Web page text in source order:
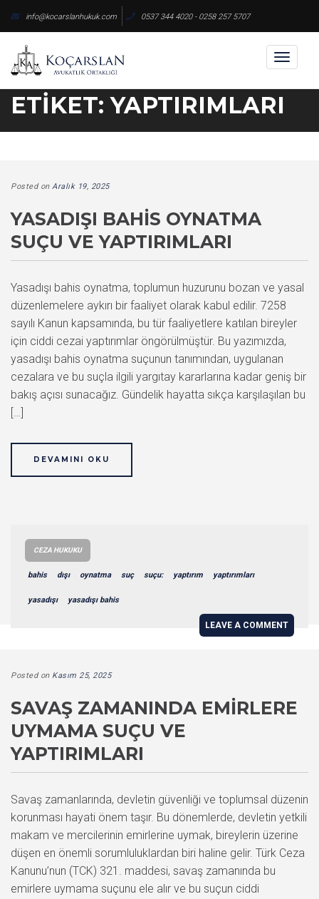
content
info@kocarslanhukuk.com 0537 344 4020 - 0258 257 5707
Toggle
ETIKET:YAPTIRIMLARI
Posted on Aralık 19, 2025
YASADIŞI BAHIS OYNATMA
SUÇU VE YAPTIRIMLARI
Yasadışı bahis oynatma, toplumun huzurunu bozan ve yasal
düzenlemelere aykırı bir faaliyet olarak kabul edilir. 7258
sayılı Kanun kapsamında, bu tür faaliyetlere katılan bireyler
için ciddi cezai yaptırımlar öngörülmüştür. Bu yazımızda,
yasadışı bahis oynatma suçunun tanımından, uygulanan
cezalara ve bu suçla ilgili yargıtay kararlarına kadar geniş bir
bakış açısı sunacağız. Gündelik hayatta sıkça karşılaşılan bu
[…]
DEVAMINI OKU
CEZA HUKUKU
bahis dışı oynatma suç suçu: yaptırım yaptırımları
yasadışı yasadışı bahis
LEAVE A COMMENT
Posted on Kasım 25, 2025
SAVAŞ ZAMANINDA EMIRLERE
UYMAMA SUÇU VE
YAPTIRIMLARI
Savaş zamanlarında, devletin güvenliği ve toplumsal düzenin
korunması hayati önem taşır. Bu dönemlerde, devletin yetkili
makam ve mercilerinin emirlerine uymak, bireylerin üzerine
düşen en önemli sorumluluklardan biri haline gelir. Türk Ceza
Kanunu’nun (TCK) 321. maddesi, savaş zamanında bu
emirlere uymama suçunu ele alır ve bu suçun ciddi